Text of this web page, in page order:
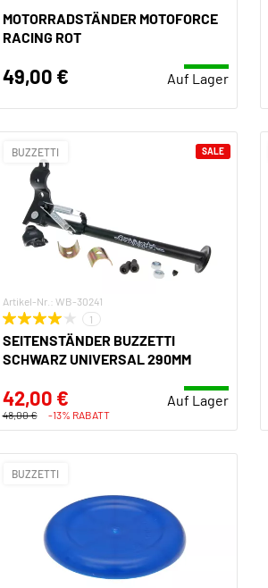
MOTORRADSTÄNDER MOTOFORCE
RACING ROT
49,00 € Auf Lager
BUZZETTI
Artikel-Nr.: WB-30241
1
SEITENSTÄNDER BUZZETTI
SCHWARZ UNIVERSAL 290MM
42,00 € Auf Lager
48,00 € -13% RABATT
SALE
BUZZETTI